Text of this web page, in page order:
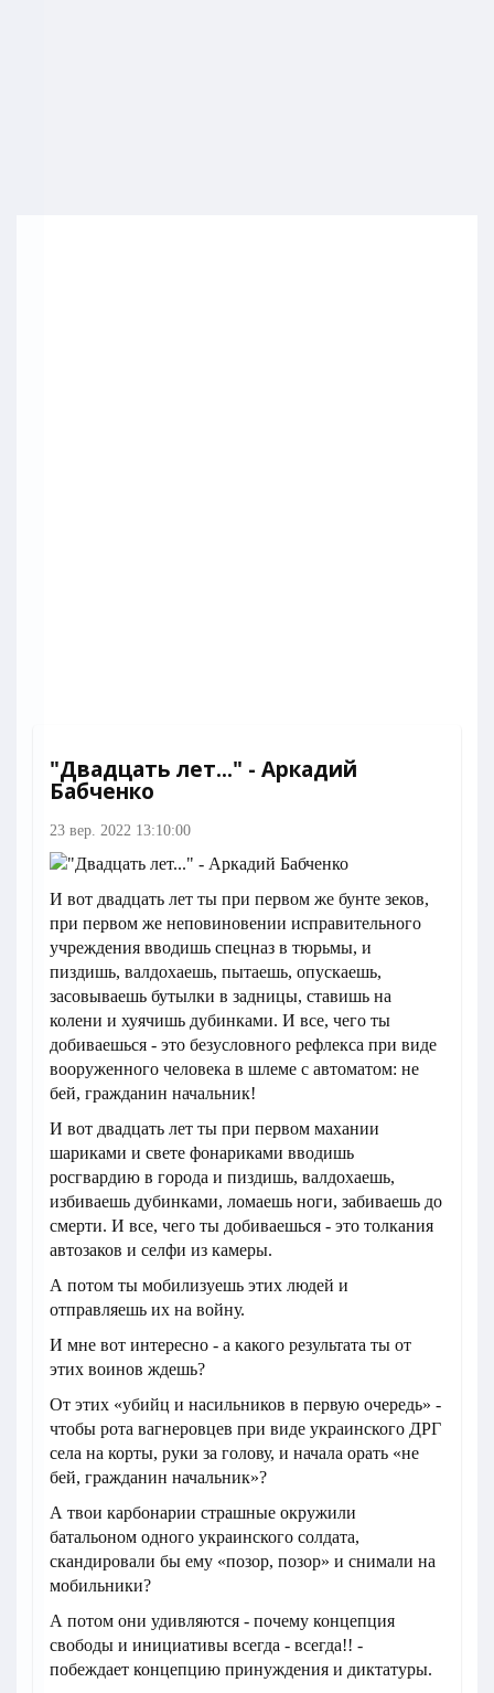
"Двадцать лет..." - Аркадий
Бабченко
23 вер. 2022 13:10:00
И вот двадцать лет ты при первом же бунте зеков,
при первом же неповиновении исправительного
учреждения вводишь спецназ в тюрьмы, и
пиздишь, валдохаешь, пытаешь, опускаешь,
засовываешь бутылки в задницы, ставишь на
колени и хуячишь дубинками. И все, чего ты
добиваешься - это безусловного рефлекса при виде
вооруженного человека в шлеме с автоматом: не
бей, гражданин начальник!
И вот двадцать лет ты при первом махании
шариками и свете фонариками вводишь
росгвардию в города и пиздишь, валдохаешь,
избиваешь дубинками, ломаешь ноги, забиваешь до
смерти. И все, чего ты добиваешься - это толкания
автозаков и селфи из камеры.
А потом ты мобилизуешь этих людей и
отправляешь их на войну.
И мне вот интересно - а какого результата ты от
этих воинов ждешь?
От этих «убийц и насильников в первую очередь» -
чтобы рота вагнеровцев при виде украинского ДРГ
села на корты, руки за голову, и начала орать «не
бей, гражданин начальник»?
А твои карбонарии страшные окружили
батальоном одного украинского солдата,
скандировали бы ему «позор, позор» и снимали на
мобильники?
А потом они удивляются - почему концепция
свободы и инициативы всегда - всегда!! -
побеждает концепцию принуждения и диктатуры.